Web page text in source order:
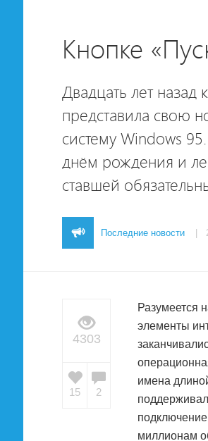
Кнопке
Двадцать лет
представила свою
систему Windows
днём рождения и
ставшей
Последние новости |
4303
15 2
Разумеется
элементы
имена
миллионам